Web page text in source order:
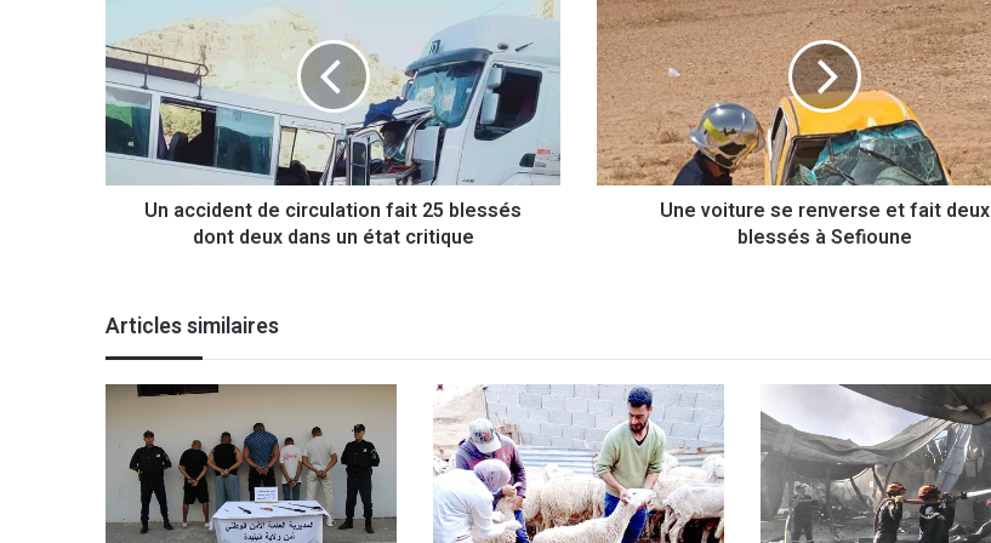
c
c
i
e
n
r
c
u
Un accident de circulation fait 25 blessés
dont deux dans un état critique
n
e
v
o
t
u
r
v
e
r
s
e
e
t
f
Une voiture se renverse et fait deux
blessés à Sefioune
Articles similaires